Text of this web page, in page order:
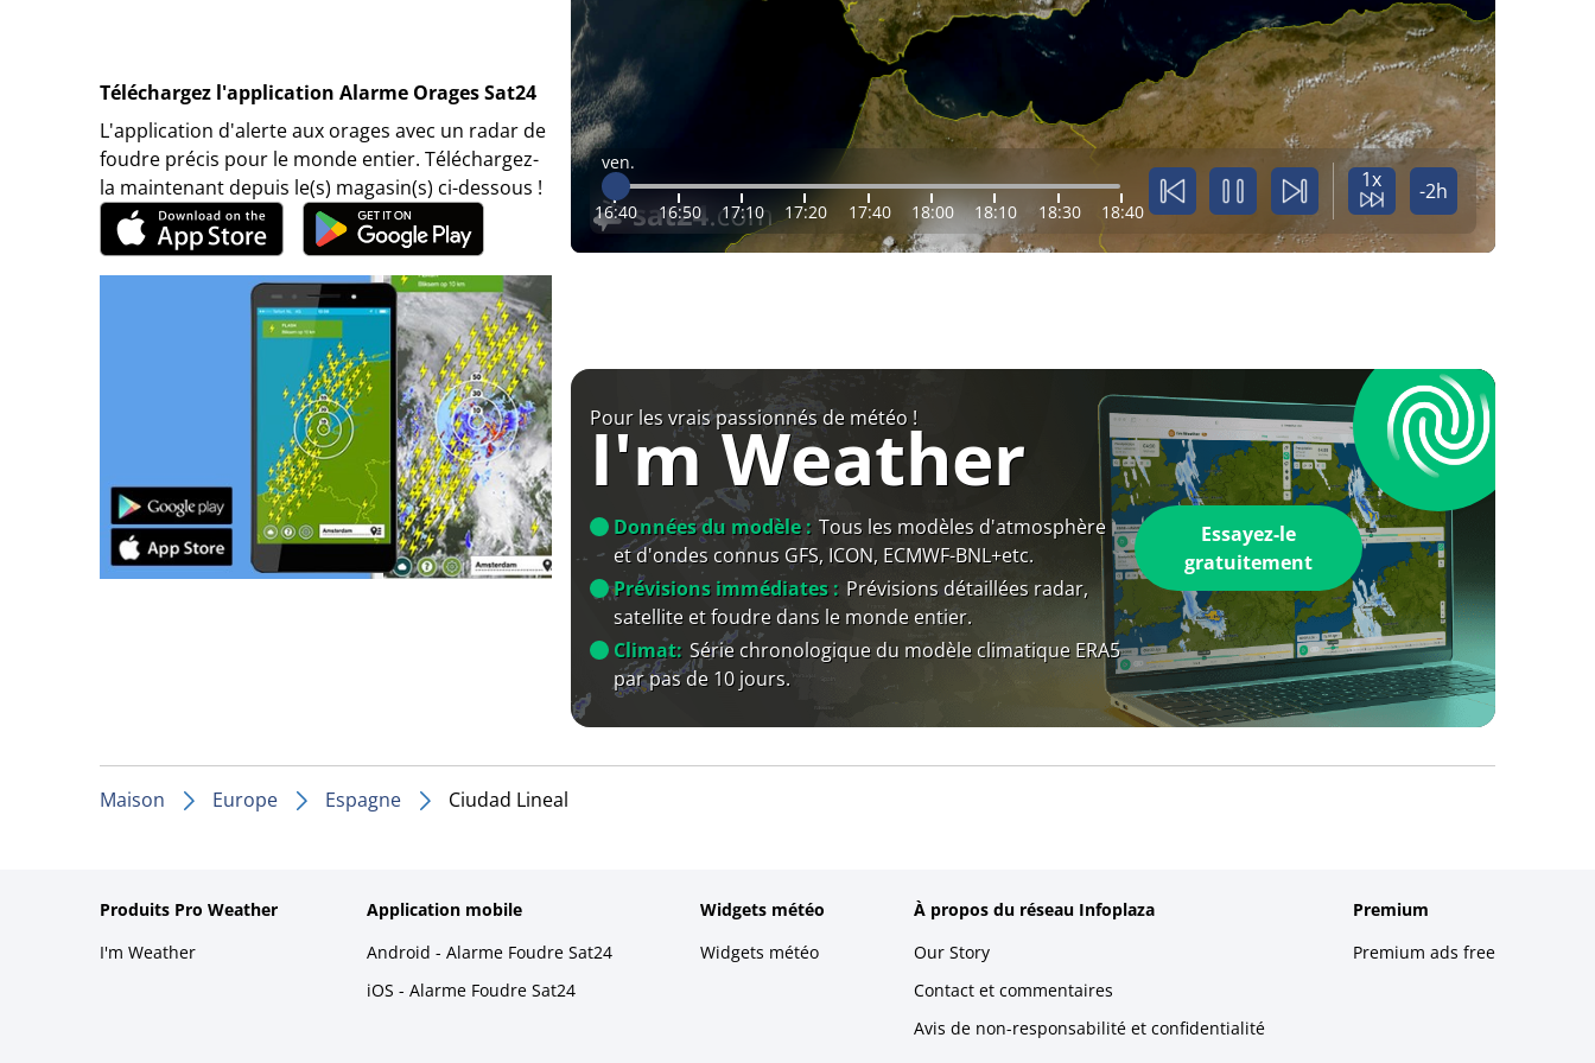
Téléchargez l'application Alarme Orages Sat24
L'application d'alerte aux orages avec un radar de
foudre précis pour le monde entier. Téléchargez-
la maintenant depuis le(s) magasin(s) ci-dessous !
ven.
16:40 16:50 17:10 17:20 17:40 18:00 18:10 18:30 18:40
1x -2h
Pour les vrais passionnés de météo !
I'm Weather
Données du modèle : Tous les modèles d'atmosphère
et d'ondes connus GFS, ICON, ECMWF-BNL+etc.
Prévisions immédiates : Prévisions détaillées radar,
satellite et foudre dans le monde entier.
Climat: Série chronologique du modèle climatique ERA5
par pas de 10 jours.
Essayez-le
gratuitement
Maison Europe Espagne Ciudad Lineal
Produits Pro Weather
I'm Weather
Application mobile
Android - Alarme Foudre Sat24
iOS - Alarme Foudre Sat24
Widgets météo
Widgets météo
À propos du réseau Infoplaza
Our Story
Contact et commentaires
Avis de non-responsabilité et confidentialité
Premium
Premium ads free